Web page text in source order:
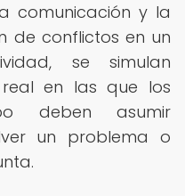
comunicación y la
de conflictos en un
se simulan
en las que los
deben asumir
un problema o